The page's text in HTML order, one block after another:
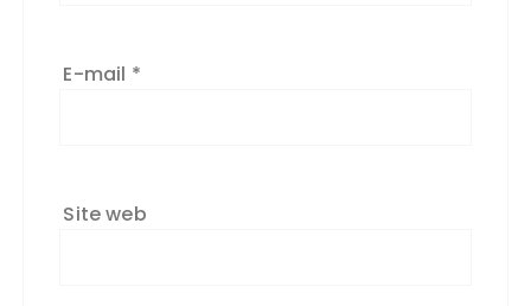
E-mail *
Site web